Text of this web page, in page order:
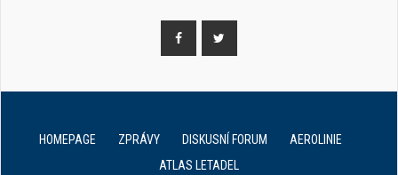
HOMEPAGE ZPRÁVY DISKUSNÍ FORUM
AEROLINIE
ATLAS LETADEL